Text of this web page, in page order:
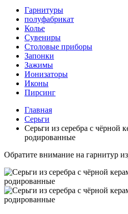
Гарнитуры
полуфабрикат
Колье
Сувениры
Столовые приборы
Запонки
Зажимы
Ионизаторы
Иконы
Пирсинг
Главная
Серьги
Серьги из серебра с чёрной
родированные
Обратите внимание на гарнитур